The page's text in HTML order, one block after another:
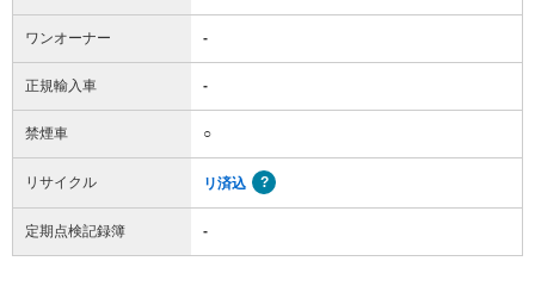
ワンオーナー -
正規輸入車 -
禁煙車 ○
リサイクル リ済込
定期点検記録簿 -